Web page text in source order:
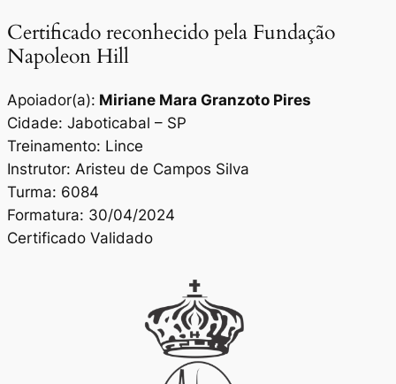
Certificado reconhecido pela Fundação
Napoleon Hill
Apoiador(a): Miriane Mara Granzoto Pires
Cidade: Jaboticabal – SP
Treinamento: Lince
Instrutor: Aristeu de Campos Silva
Turma: 6084
Formatura: 30/04/2024
Certificado Validado